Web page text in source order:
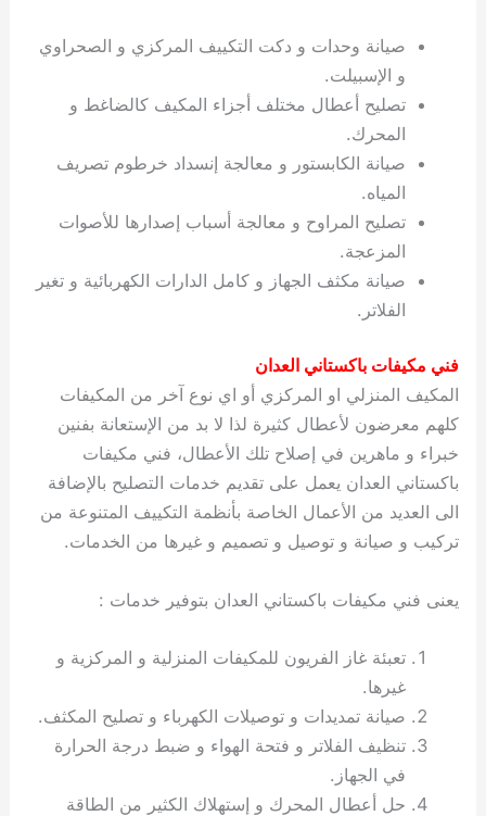
صيانة وحدات و دكت التكييف المركزي و الصحراوي
و الإسبيلت.
تصليح أعطال مختلف أجزاء المكيف كالضاغط و
المحرك.
صيانة الكابستور و معالجة إنسداد خرطوم تصريف
المياه.
تصليح المراوح و معالجة أسباب إصدارها للأصوات
المزعجة.
صيانة مكثف الجهاز و كامل الدارات الكهربائية و تغير
الفلاتر.
فني مكيفات باكستاني العدان
المكيف المنزلي او المركزي أو اي نوع آخر من المكيفات
كلهم معرضون لأعطال كثيرة لذا لا بد من الإستعانة بفنين
خبراء و ماهرين في إصلاح تلك الأعطال، فني مكيفات
باكستاني العدان يعمل على تقديم خدمات التصليح بالإضافة
الى العديد من الأعمال الخاصة بأنظمة التكييف المتنوعة من
تركيب و صيانة و توصيل و تصميم و غيرها من الخدمات.
يعنى فني مكيفات باكستاني العدان بتوفير خدمات :
تعبئة غاز الفريون للمكيفات المنزلية و المركزية و
غيرها.
صيانة تمديدات و توصيلات الكهرباء و تصليح المكثف.
تنظيف الفلاتر و فتحة الهواء و ضبط درجة الحرارة
في الجهاز.
حل أعطال المحرك و إستهلاك الكثير من الطاقة